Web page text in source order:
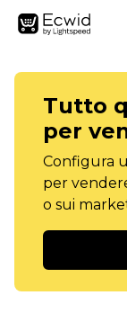
Tutto
per
Configura
per
o sui